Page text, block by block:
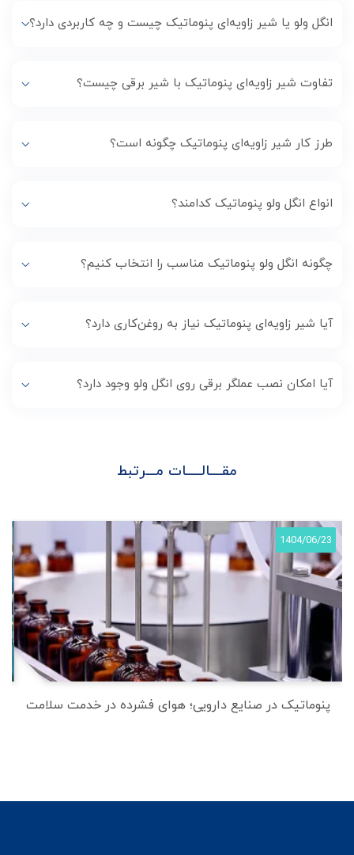
انگل ولو یا شیر زاویه‌ای پنوماتیک چیست و چه کاربردی دارد؟
تفاوت شیر زاویه‌ای پنوماتیک با شیر برقی چیست؟
طرز کار شیر زاویه‌ای پنوماتیک چگونه است؟
انواع انگل ولو پنوماتیک کدامند؟
چگونه انگل ولو پنوماتیک مناسب را انتخاب کنیم؟
آیا شیر زاویه‌ای پنوماتیک نیاز به روغن‌کاری دارد؟
آیا امکان نصب عملگر برقی روی انگل ولو وجود دارد؟
مقــــالـــــات مـــرتبط
1404/06/23
پنوماتیک در صنایع دارویی؛ هوای فشرده در خدمت سلامت